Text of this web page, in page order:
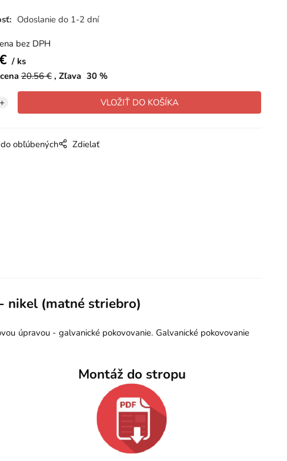
Odoslanie do 1-2 dní
bez DPH
ks
20.56€ Zľava 30%
obľúbených Zdielať
nikel (matné striebro)
úpravou - galvanické pokovovanie. Galvanické pokovovanie
Montáž do stropu